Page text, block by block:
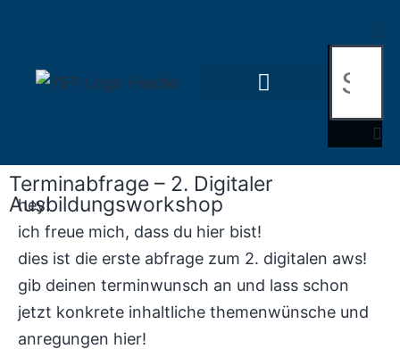
Terminabfrage – 2. Digitaler
Ausbildungsworkshop
hey!
ich freue mich, dass du hier bist!
dies ist die erste abfrage zum 2. digitalen aws!
gib deinen terminwunsch an und lass schon
jetzt konkrete inhaltliche themenwünsche und
anregungen hier!